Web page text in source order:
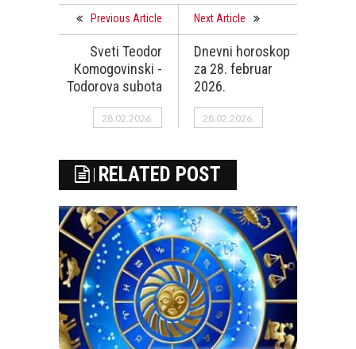
Previous Article
Sveti Teodor
Кomogovinski -
Todorova subota
28.02.2026.
Next Article
Dnevni horoskop
za 28. februar
2026.
28.02.2026.
RELATED POST